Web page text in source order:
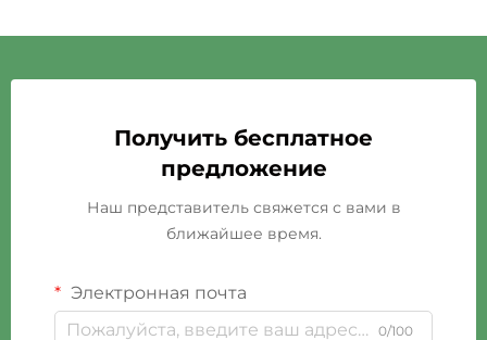
Получить бесплатное
предложение
Наш представитель свяжется с вами в
ближайшее время.
Электронная почта
0/100